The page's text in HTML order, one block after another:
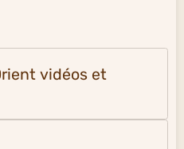
vidéos et